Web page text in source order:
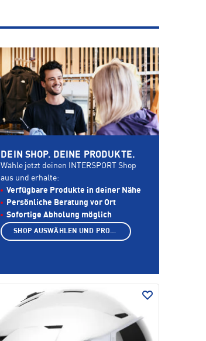
DEIN SHOP. DEINE PRODUKTE.
Wähle jetzt deinen INTERSPORT Shop
aus und erhalte:
Verfügbare Produkte in deiner Nähe
Persönliche Beratung vor Ort
Sofortige Abholung möglich
SHOP AUSWÄHLEN UND PRODUKTE ANZEIGEN